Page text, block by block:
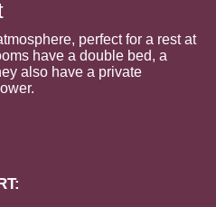
perfect for a rest at
have a double bed, a
also have a private